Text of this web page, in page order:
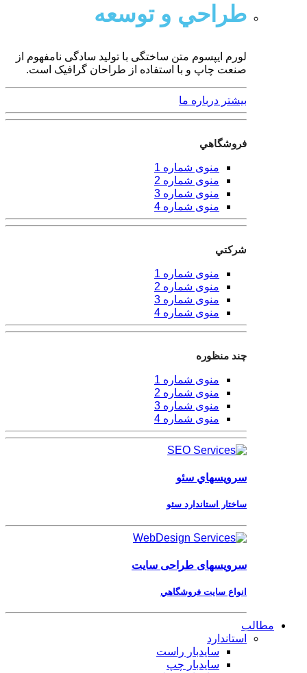
طراحي و توسعه
لورم ایپسوم متن ساختگی با تولید سادگی نامفهوم از
صنعت چاپ و با استفاده از طراحان گرافیک است.
بیشتر درباره ما
فروشگاهي
منوی شماره 1
منوی شماره 2
منوی شماره 3
منوی شماره 4
شركتي
منوی شماره 1
منوی شماره 2
منوی شماره 3
منوی شماره 4
چند منظوره
منوی شماره 1
منوی شماره 2
منوی شماره 3
منوی شماره 4
سرویسهاي سئو
ساختار استاندارد سئو
سرویسهای طراحی سایت
انواع سايت فروشگاهي
مطالب
استاندارد
سایدبار راست
سایدبار چپ